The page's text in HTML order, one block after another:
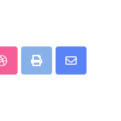
StumbleUpon
Print
Share